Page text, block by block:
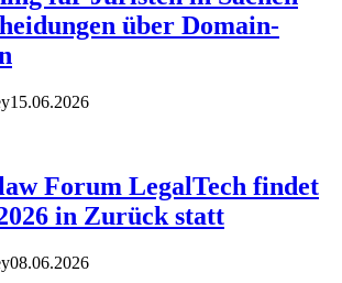
über Domain-
15.06.2026
Forum LegalTech findet
in Zurück statt
08.06.2026